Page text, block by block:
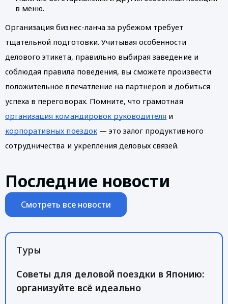
в меню.
Организация бизнес-ланча за рубежом требует
тщательной подготовки. Учитывая особенности
делового этикета, правильно выбирая заведение и
соблюдая правила поведения, вы сможете произвести
положительное впечатление на партнеров и добиться
организация командировок руководителя
корпоративных поездок — это залог продуктивного
сотрудничества и укрепления деловых связей.
Последние новости
Смотреть все новости
Туры
Советы для деловой поездки в Японию:
организуйте всё идеально